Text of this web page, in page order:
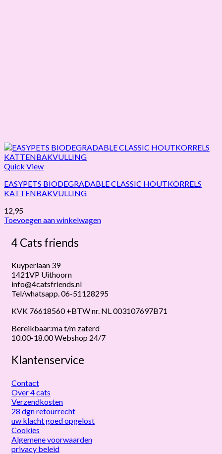
Quick View
EASYPETS BIODEGRADABLE CLASSIC HOUTKORRELS
KATTENBAKVULLING
12,95
Toevoegen aan winkelwagen
4 Cats friends
Kuyperlaan 39
1421VP Uithoorn
info@4catsfriends.nl
Tel/whatsapp. 06-51128295
KVK 76618560 +BTW nr. NL 003107697B71
Bereikbaar:ma t/m zaterd
10.00-18.00 Webshop 24/7
Klantenservice
Contact
Over 4 cats
Verzendkosten
28 dgn retourrecht
uw klacht goed opgelost
Cookies
Algemene voorwaarden
privacy beleid